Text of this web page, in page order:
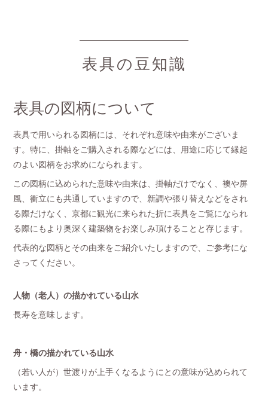
表具の豆知識
表具の図柄について
表具で用いられる図柄には、それぞれ意味や由来がございま
す。特に、掛軸をご購入される際などには、用途に応じて縁起
のよい図柄をお求めになられます。
この図柄に込められた意味や由来は、掛軸だけでなく、襖や屏
風、衝立にも共通していますので、新調や張り替えなどをされ
る際だけなく、京都に観光に来られた折に表具をご覧になられ
る際にもより奥深く建築物をお楽しみ頂けることと存じます。
代表的な図柄とその由来をご紹介いたしますので、ご参考にな
さってください。
人物（老人）の描かれている山水
長寿を意味します。
舟・橋の描かれている山水
（若い人が）世渡りが上手くなるようにとの意味が込められて
います。